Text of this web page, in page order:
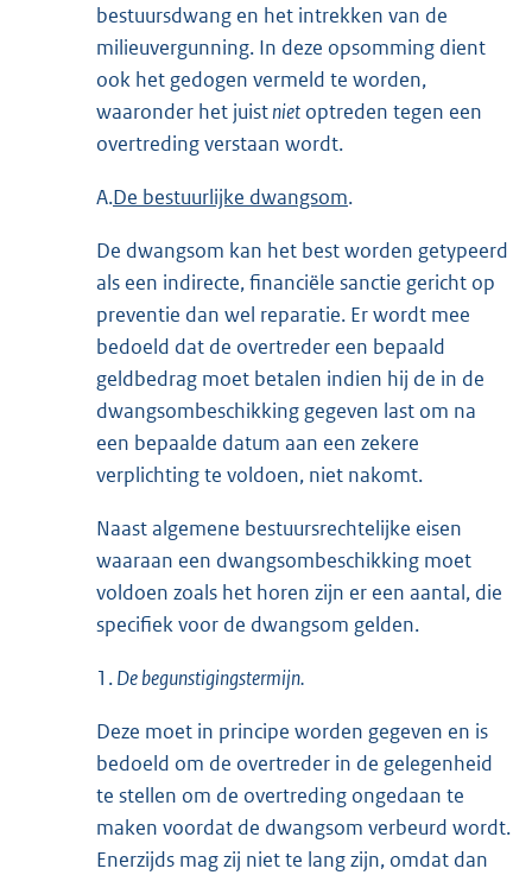
bestuursdwang en het intrekken van de
milieuvergunning. In deze opsomming dient
ook het gedogen vermeld te worden,
waaronder het juistniet optreden tegen een
overtreding verstaan wordt.
A.De bestuurlijke dwangsom.
De dwangsom kan het best worden getypeerd
als een indirecte, financiële sanctie gericht op
preventie dan wel reparatie. Er wordt mee
bedoeld dat de overtreder een bepaald
geldbedrag moet betalen indien hij de in de
dwangsombeschikking gegeven last om na
een bepaalde datum aan een zekere
verplichting te voldoen, niet nakomt.
Naast algemene bestuursrechtelijke eisen
waaraan een dwangsombeschikking moet
voldoen zoals het horen zijn er een aantal, die
specifiek voor de dwangsom gelden.
1.De begunstigingstermijn.
Deze moet in principe worden gegeven en is
bedoeld om de overtreder in de gelegenheid
te stellen om de overtreding ongedaan te
maken voordat de dwangsom verbeurd wordt.
Enerzijds mag zij niet te lang zijn, omdat dan